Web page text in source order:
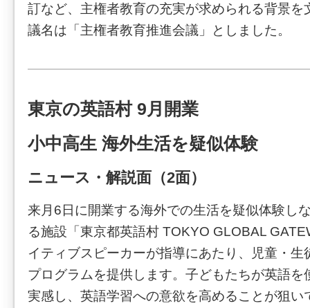
訂など、主権者教育の充実が求められる背景を
議名は「主権者教育推進会議」としました。
東京の英語村 9月開業
小中高生 海外生活を疑似体験
ニュース・解説面（2面）
来月6日に開業する海外での生活を疑似体験し
る施設「東京都英語村 TOKYO GLOBAL
イティブスピーカーが指導にあたり、児童・生
プログラムを提供します。子どもたちが英語を
実感し、英語学習への意欲を高めることが狙い